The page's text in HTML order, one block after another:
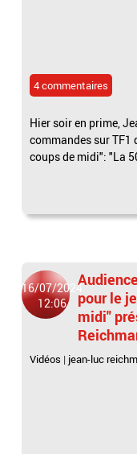
4 commentaires
Hier soir en prime,
commandes sur TF1
coups de midi": "La
16/07/2024
12:06
pour le
midi"
Vidéos | jean-luc